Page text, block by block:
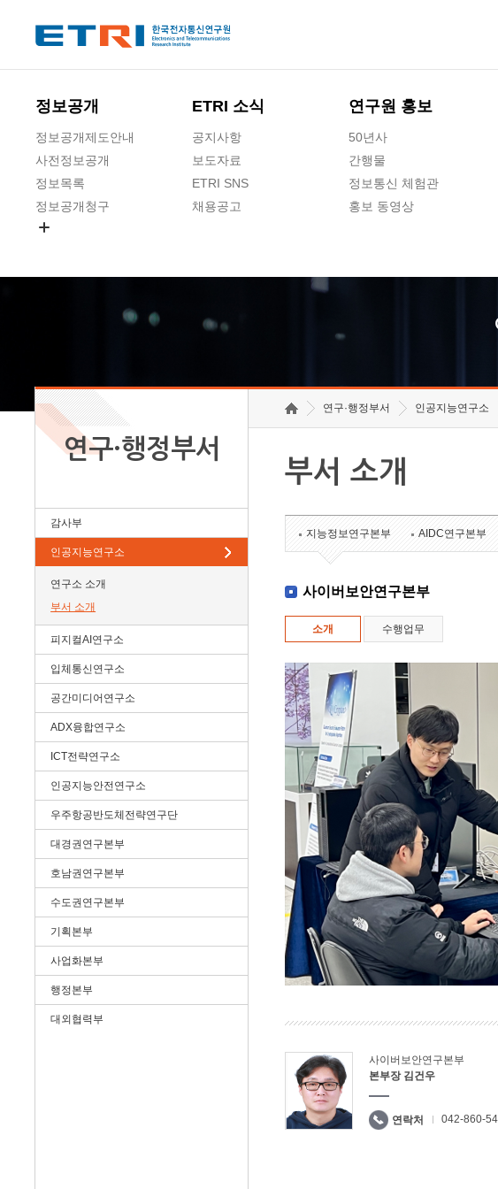
정보공개
정보공개제도안내
사전정보공개
정보목록
정보공개청구
ETRI 소식
공지사항
보도자료
ETRI SNS
채용공고
연구원 홍보
50년사
간행물
정보통신 체험관
홍보 동영상
연구·행정부서
감사부
인공지능연구소
연구소 소개
부서 소개
피지컬AI연구소
입체통신연구소
공간미디어연구소
ADX융합연구소
ICT전략연구소
인공지능안전연구소
우주항공반도체전략연구단
대경권연구본부
호남권연구본부
수도권연구본부
기획본부
사업화본부
행정본부
대외협력부
연구·행정부서 인공지능연구소
부서 소개
지능정보연구본부 AIDC연구본부
사이버보안연구본부
소개 수행업무
사이버보안연구본부
본부장 김건우
연락처 042-860-